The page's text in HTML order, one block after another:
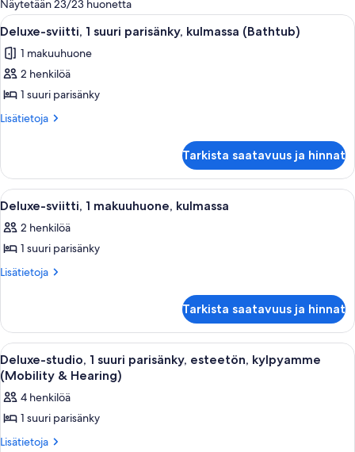
suodattimia
Näytetään 23/23 huonetta
Avaa
kaikki
huonetyypin
Deluxe-
sviitti,
1
kulmassa
(Bathtub)
kuvat
Hotellihuone, jossa on suuri sänky,
9
Deluxe-sviitti, 1 suuri parisänky, kulmassa (Bathtub)
1 makuuhuone
2 henkilöä
1 suuri parisänky
Lisätietoja
Lisätietoja
1
suuri
parisänky,
(Bathtub)
Tarkista saatavuus ja hinnat
Avaa
kaikki
huonetyypin
Deluxe-
sviitti,
kulmassa
kuvat
Moderni hotellihuone, jossa on
10
Deluxe-sviitti, 1 makuuhuone, kulmassa
2 henkilöä
1 suuri parisänky
Lisätietoja
Lisätietoja
1
makuuhuone,
kulmassa
Tarkista saatavuus ja hinnat
Avaa
kaikki
huonetyypin
Deluxe-
studio,
1
Hotellihuone, jossa on suuri sänky,
9
Deluxe-studio, 1 suuri parisänky, esteetön, kylpyamme
(Mobility & Hearing)
4 henkilöä
1 suuri parisänky
Lisätietoja
Lisätietoja